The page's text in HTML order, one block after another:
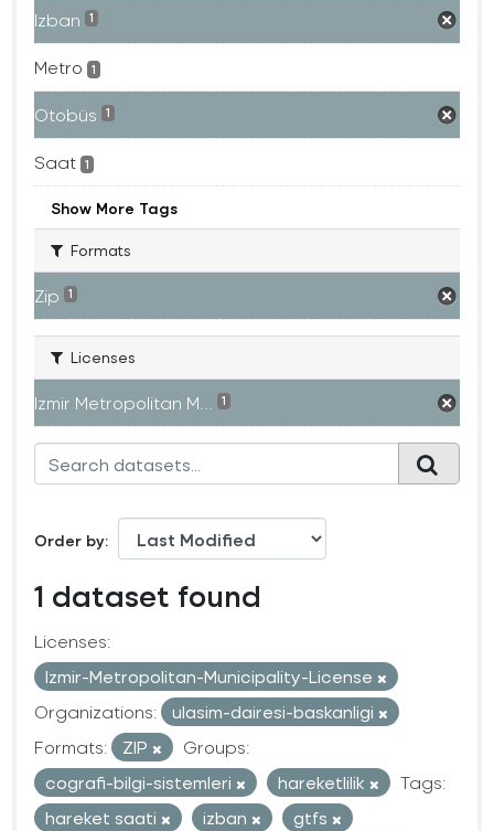
Izban 1
Metro 1
Otobüs 1
Saat 1
Show More Tags
Formats
Zip 1
Licenses
Izmir Metropolitan M... 1
Order by
1 dataset found
Licenses:
Izmir-Metropolitan-Municipality-License
Organizations:
ulasim-dairesi-baskanligi
Formats:
ZIP
Groups:
cografi-bilgi-sistemleri
hareketlilik
Tags:
hareket saati
izban
gtfs